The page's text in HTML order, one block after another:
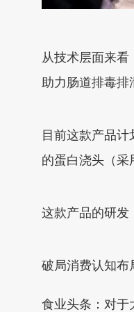
从技术层面来看
助力肠道排毒排
目前这款产品
的蛋白浇头（采
这款产品的研发
破局消费认知布
食业头条：对于